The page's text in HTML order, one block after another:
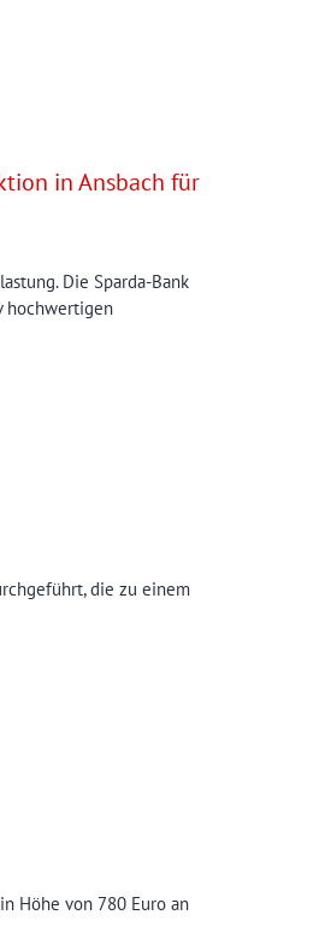
in Ansbach für
Die Sparda-Bank
hochwertigen
die zu einem
Höhe von 780 Euro an